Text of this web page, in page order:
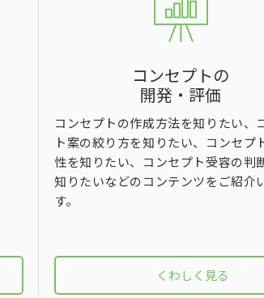
コンセプトの
開発・評価
コンセプトの作成方法を知りたい、
ト案の絞り方を知りたい、コンセプ
性を知りたい、コンセプト受容の判
知りたいなどのコンテンツをご紹介
す。
くわしく見る